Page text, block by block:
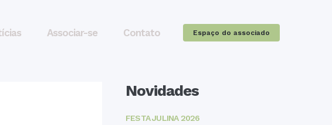
Espaço do associado
Associar-se Contato
Novidades
FESTA JULINA 2026